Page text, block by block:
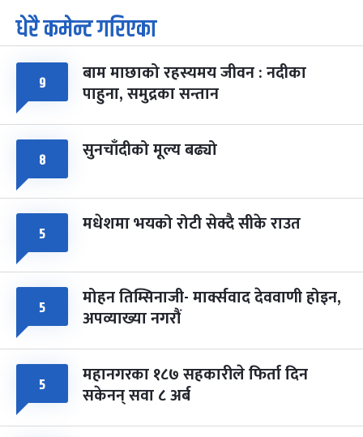
७
आइत
पूर्णिमा व्रत
चैत्र ७, २०८३-Mar 21, 2027
८ फागुपूर्णिमा
चैत्र ८, २०८३-Mar 22, 2027
७ महिना बाँकी
धेरै कमेन्ट गरिएका
९ बाम माछाको रहस्यमय जीवन : नदीका
पाहुना, समुद्रका सन्तान
८ सुनचाँदीको मूल्य बढ्यो
५ मधेशमा भयको रोटी सेक्दै सीके राउत
५ मोहन तिम्सिनाजी- मार्क्सवाद देववाणी होइन,
अपव्याख्या नगरौं
५ महानगरका १८७ सहकारीले फिर्ता दिन
सकेनन् सवा ८ अर्ब